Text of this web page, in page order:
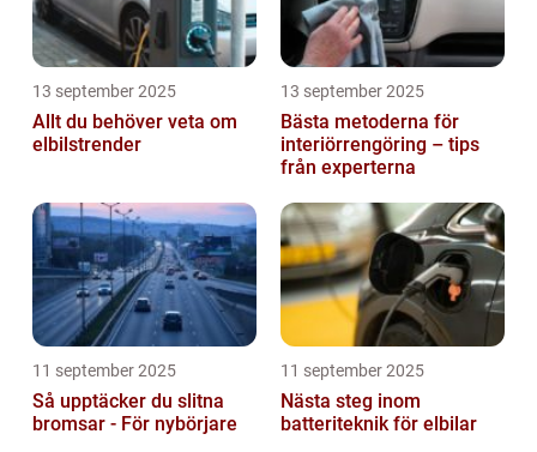
13 september 2025
Allt du behöver veta om
elbilstrender
13 september 2025
Bästa metoderna för
interiörrengöring – tips
från experterna
11 september 2025
Så upptäcker du slitna
bromsar - För nybörjare
11 september 2025
Nästa steg inom
batteriteknik för elbilar